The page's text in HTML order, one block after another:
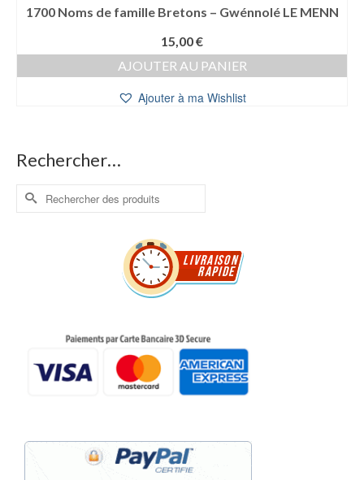
1700 Noms de famille Bretons – Gwénnolé LE MENN
15,00€
AJOUTER AU PANIER
Ajouter à ma Wishlist
Rechercher…
Rechercher :